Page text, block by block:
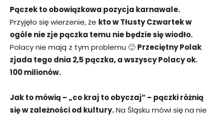
Pączek to obowiązkowa pozycja karnawale.
Przyjęło się wierzenie, że kto w Tłusty Czwartek w
ogóle nie zje pączka temu nie będzie się wiodło.
Polacy nie mają z tym problemu 🙂 Przeciętny Polak
zjada tego dnia 2,5 pączka, a wszyscy Polacy ok.
100 milionów.
Jak to mówią – „co kraj to obyczaj” – pączki różnią
się w zależności od kultury.Na Śląsku mówi się na nie